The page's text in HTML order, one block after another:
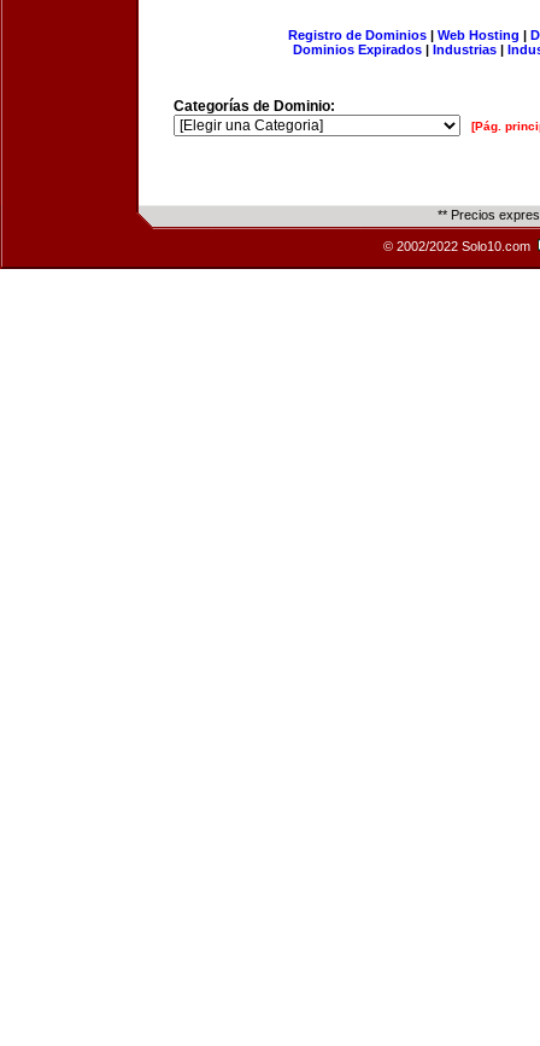
Registro de Dominios| Web Hosting |
Dominios Expirados | Industrias |
Categorías de Dominio:
[Pág.
** Precios
© 2002/2022 Solo10.com